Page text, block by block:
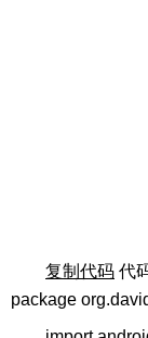
复制代码 代
package